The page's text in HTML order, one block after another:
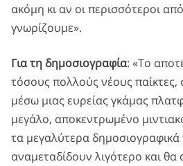
ακόμη κι αν οι περισσότεροι
γνωρίζουμε».
Για τη δημοσιογραφία: «Το
τόσους πολλούς νέους παίκτες,
μέσω μιας ευρείας γκάμας
μεγάλο, αποκεντρωμένο
τα μεγαλύτερα
αναμεταδίδουν λιγότερο και θα